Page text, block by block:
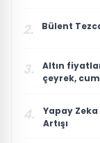
2. Bülent
3.
Altın
çeyrek,
4.
Yapay
Artışı